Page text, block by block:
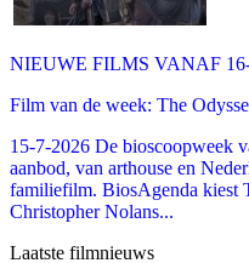
NIEUWE FILMS VANAF
Film van de week: The
15-7-2026 De bioscoopweek
aanbod, van arthouse en
familiefilm. BiosAgenda kiest
Christopher Nolans...
Laatste filmnieuws